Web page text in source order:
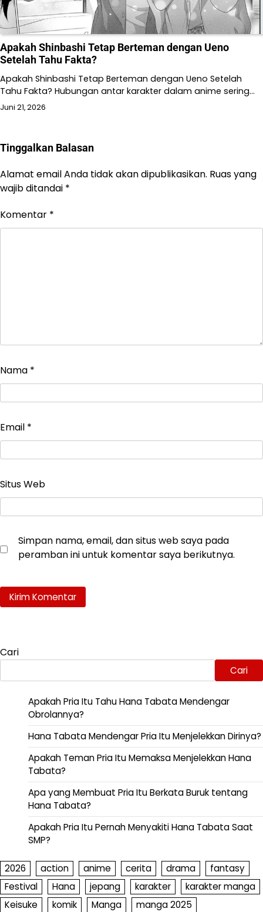
Apakah Shinbashi Tetap Berteman dengan Ueno
Setelah Tahu Fakta?
Apakah Shinbashi Tetap Berteman dengan Ueno Setelah
Tahu Fakta? Hubungan antar karakter dalam anime sering…
Juni 21, 2026
Tinggalkan Balasan
Alamat email Anda tidak akan dipublikasikan. Ruas yang
wajib ditandai *
Komentar *
Nama *
Email *
Situs Web
Simpan nama, email, dan situs web saya pada
peramban ini untuk komentar saya berikutnya.
Cari
Cari
Apakah Pria Itu Tahu Hana Tabata Mendengar
Obrolannya?
Hana Tabata Mendengar Pria Itu Menjelekkan Dirinya?
Apakah Teman Pria Itu Memaksa Menjelekkan Hana
Tabata?
Apa yang Membuat Pria Itu Berkata Buruk tentang
Hana Tabata?
Apakah Pria Itu Pernah Menyakiti Hana Tabata Saat
SMP?
2026 action anime cerita drama
fantasy
Festival
Hana jepang karakter
karakter manga
Keisuke
komik Manga
manga 2025